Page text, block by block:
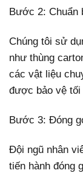
Bước 2: Chuẩn
Chúng tôi sử
như thùng
các vật liệu
được bảo vệ tối
Bước 3: Đóng
Đội ngũ nhân
tiến hành đóng